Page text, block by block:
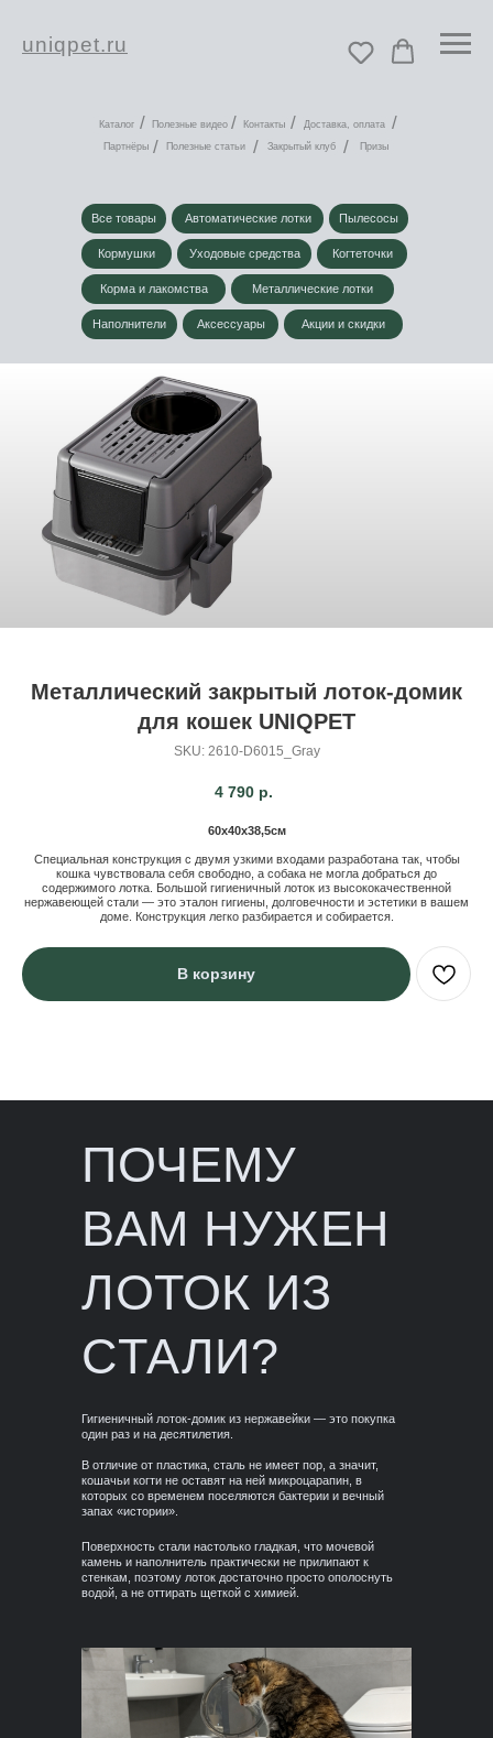
uniqpet.ru
Каталог Полезные видео
/ / Контакты
Доставка, оплата
Партнёры
Полезные статьи Закрытый клуб Призы
/
/
/
/ /
Все товары Автоматические лотки Пылесосы
Кормушки Уходовые средства
Корма и лакомства
Когтеточки
Аксессуары
Наполнители
Металлические лотки
Акции и скидки
Металлический закрытый лоток-домик
для кошек UNIQPET
SKU: 2610-D6015_Gray
4 790 р.
60х40х38,5см
Специальная конструкция с двумя узкими входами разработана так, чтобы
кошка чувствовала себя свободно, а собака не могла добраться до
содержимого лотка. Большой гигиеничный лоток из высококачественной
нержавеющей стали — это эталон гигиены, долговечности и эстетики в вашем
доме. Конструкция легко разбирается и собирается.
В корзину
Гигиеничный лоток-домик из нержавейки — это покупка
один раз и на десятилетия.
В отличие от пластика, сталь не имеет пор, а значит,
кошачьи когти не оставят на ней микроцарапин, в
которых со временем поселяются бактерии и вечный
запах «истории».
ПОЧЕМУ
ВАМ НУЖЕН
ЛОТОК ИЗ
СТАЛИ?
Поверхность стали настолько гладкая, что мочевой
камень и наполнитель практически не прилипают к
стенкам, поэтому лоток достаточно просто ополоснуть
водой, а не оттирать щеткой с химией.